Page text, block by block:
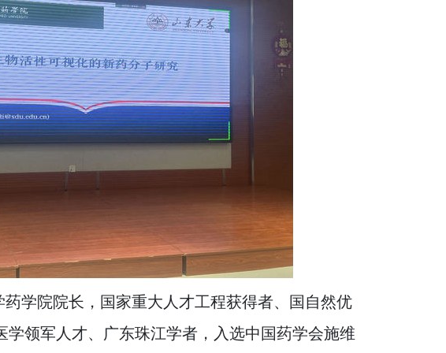
学院院长，国家重大人才工程获得者、国自然优
学领军人才、广东珠江学者，入选中国药学会施维